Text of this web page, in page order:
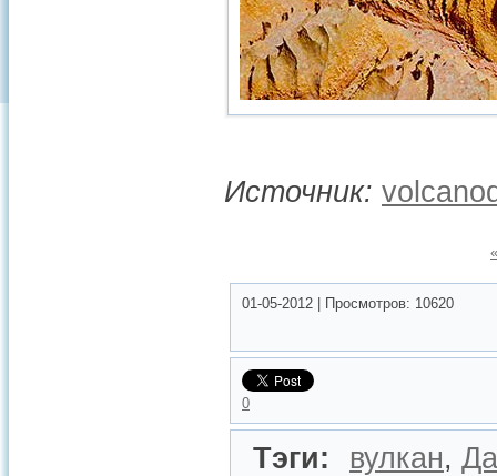
Источник:
01-05-2012 Просмотров: 10620
0
Тэги: вулкан,